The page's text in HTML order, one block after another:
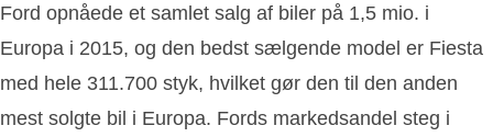
Ford opnåede et samlet salg af biler på 1,5 mio. i
Europa i 2015, og den bedst sælgende model er Fiesta
med hele 311.700 styk, hvilket gør den til den anden
mest solgte bil i Europa. Fords markedsandel steg i